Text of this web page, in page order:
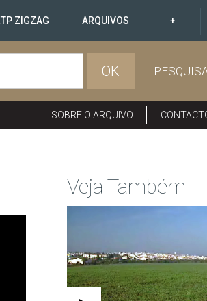
ZIGZAG ARQUIVOS +
OK
SOBRE O ARQUIVO
Veja Também